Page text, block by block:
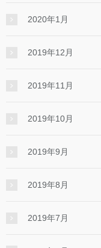
2020年1月
2019年12月
2019年11月
2019年10月
2019年9月
2019年8月
2019年7月